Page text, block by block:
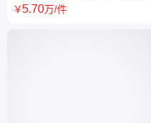
方洒水车 带牌带手续车况良好
￥5.70万/件